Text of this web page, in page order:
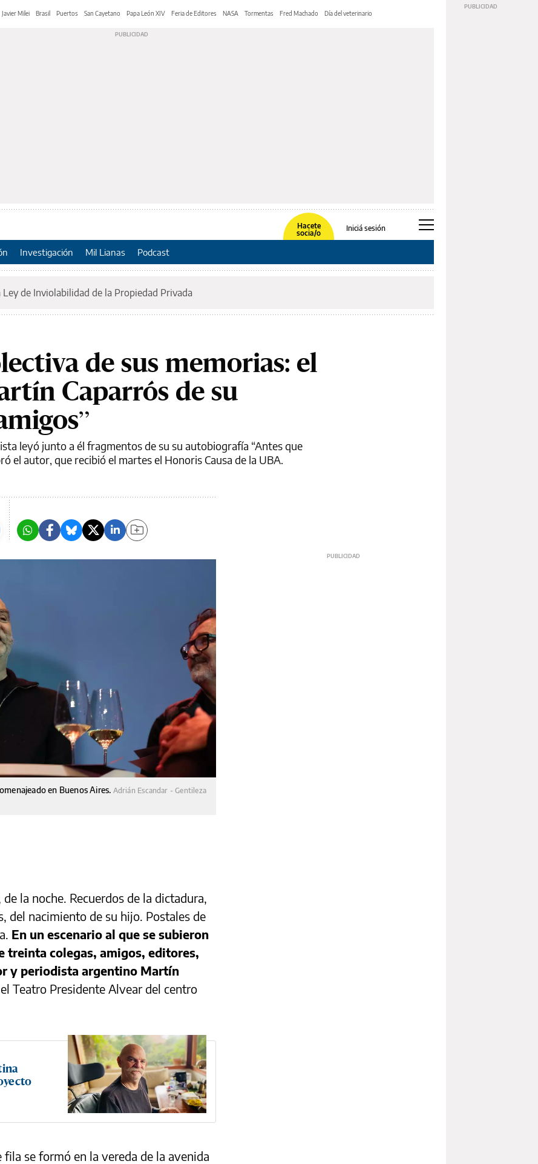
Javier Milei Brasil Puertos San Cayetano Papa León XIV Feria de Editores NASA Tormentas Fred Machado Día del veterinario
Hacete
socia/o
Iniciá sesión
Investigación Mil Lianas Podcast
Ley de Inviolabilidad de la Propiedad Privada
de sus memorias: el
Caparrós de su
leyó junto a él fragmentos de su su autobiografía “Antes que
el autor, que recibió el martes el Honoris Causa de la UBA.
en Buenos Aires. Adrián Escandar - Gentileza
la noche. Recuerdos de la dictadura,
del nacimiento de su hijo. Postales de
En un escenario al que se subieron
treinta colegas, amigos, editores,
y periodista argentino Martín
Teatro Presidente Alvear del centro
fila se formó en la vereda de la avenida